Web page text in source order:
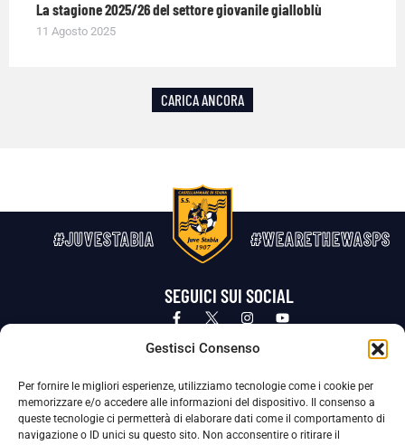
Gestisci Consenso
Per fornire le migliori esperienze, utilizziamo tecnologie come i cookie per
memorizzare e/o accedere alle informazioni del dispositivo. Il consenso a
queste tecnologie ci permetterà di elaborare dati come il comportamento di
navigazione o ID unici su questo sito. Non acconsentire o ritirare il
La stagione 2025/26 del settore giovanile gialloblù
11 Agosto 2025
CARICA ANCORA
#JUVESTABIA #WEARETHEWASPS
SEGUICI SUI SOCIAL
Privacy Policy Cookie Policy
La Società ha nominato il Responsabile della Protezione dei Dati Personali (DPO), figura specializzata che vigila sulle modalità
adottate dalla nostra Società per tutelare i Suoi dati personali.